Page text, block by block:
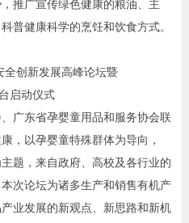
推广宣传绿色健康的粮油、主
普健康科学的烹饪和饮食方式。
创新发展高峰论坛暨
启动仪式
广东省孕婴童用品和服务协会联
，以孕婴童特殊群体为导向，
题，来自政府、高校及各行业的
次论坛为诸多生产和销售有机产
业发展的新观点、新思路和新机